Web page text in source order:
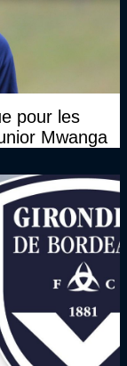
pour les
Mwanga